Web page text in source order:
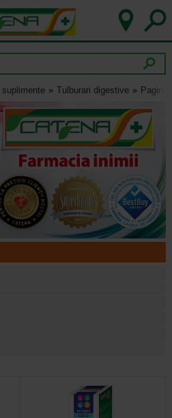
Tulburari digestive Pagina